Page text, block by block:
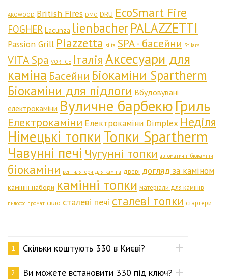
AKOWOOD British Fires DMO DRU EcoSmart Fire
FOGHER Lacunza lienbacherPALAZZETTI
Passion Grill Piazzetta silta SPA - басейни Stilars
VITA Spa VORTICE Італія Аксесуари для
каміна Басейни Біокаміни Spartherm
Біокаміни для підлоги Вбудовувані
електрокаміни Вуличне барбекюГриль
Електрокаміни Електрокаміни Dimplex Неділя
Німецькі топкиТопки Spartherm
Чавунні печі Чугунні топки автоматичні біокаміни
біокаміни вентилятори для каміна двері догляд за каміном
камінні набори камінні топки матеріали для камінів
пилосос промат скло сталеві печі сталеві топки стартери
1 Скільки коштують 330 в Києві?
2 Ви можете встановити 330 під ключ?